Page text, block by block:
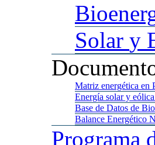
Solar y
Matriz energética en
Energía solar y
Base de Datos de
Balance Energético
Programa